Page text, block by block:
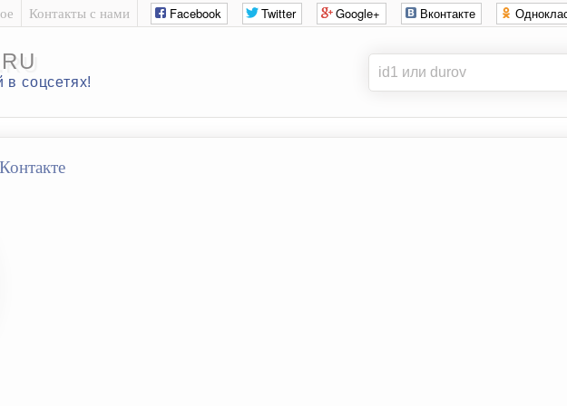
Контакты с нами Facebook Twitter Google+ Вконтакте
соцсетях!